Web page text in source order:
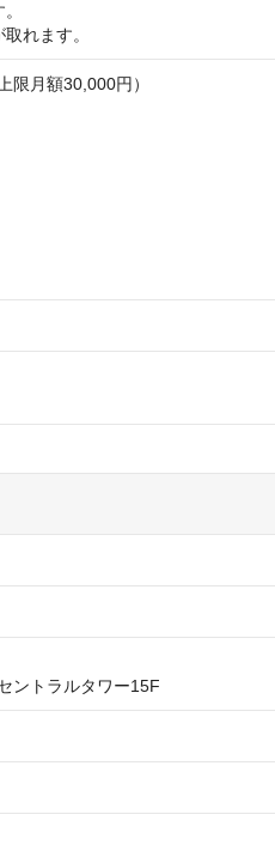
れます。
限月額30,000円）
ントラルタワー15F